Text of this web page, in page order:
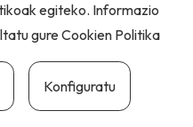
egiteko. Informazio
gureCookien Politika
Konfiguratu